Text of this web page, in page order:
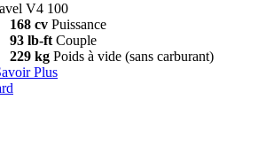
V4 100
168 cv Puissance
93 lb-ft Couple
229 kg Poids à vide (sans carburant)
Plus